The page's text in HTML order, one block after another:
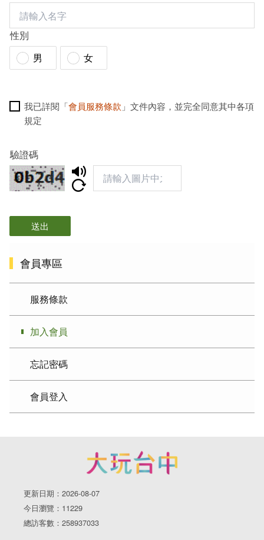
性別
男
女
我已詳閱「會員服務條款 」文件內容，並完全同意其中各項
規定
驗證碼
送出
會員專區
服務條款
加入會員
忘記密碼
會員登入
更新日期：2026-08-07
今日瀏覽：11229
總訪客數：258937033